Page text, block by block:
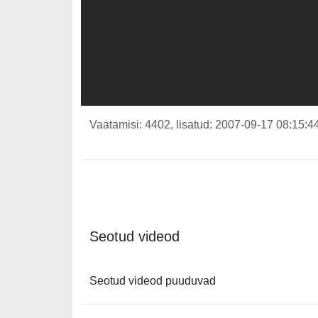
Vaatamisi: 4402, lisatud: 2007-09-17
Seotud videod
Seotud videod puuduvad